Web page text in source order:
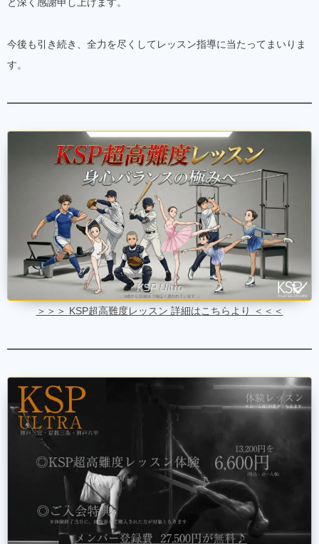
今後も引き続き、全力を尽くしてレッスン指導に当たってまいりま
す。
＞＞＞ KSP超高難度レッスン 詳細はこちらより ＜＜＜